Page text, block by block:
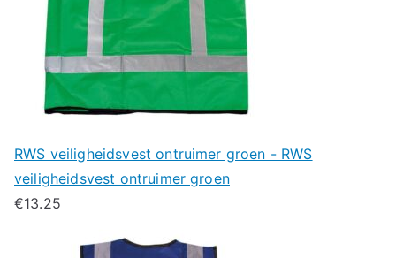
RWS veiligheidsvest ontruimer groen - RWS
veiligheidsvest ontruimer groen
€13.25